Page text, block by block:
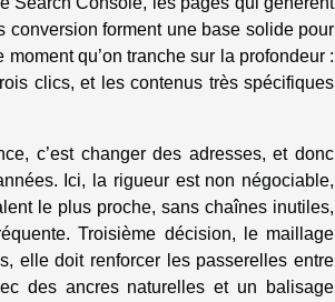
forment une base solide pour
qu’on tranche sur la profondeur :
clics, et les contenus très spécifiques
c’est changer des adresses, et donc
Ici, la rigueur est non négociable,
le plus proche, sans chaînes inutiles,
Troisième décision, le maillage
elle doit renforcer les passerelles entre
des ancres naturelles et un balisage